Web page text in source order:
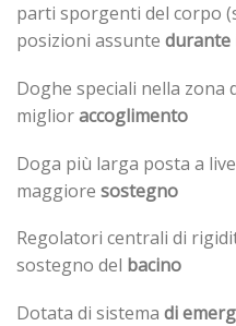
parti sporgenti del corpo
posizioni assunte durante
Doghe speciali nella zona
miglioraccoglimento
Doga più larga posta a
maggiore sostegno
Regolatori centrali di
sostegno del bacino
Dotata di sistema di